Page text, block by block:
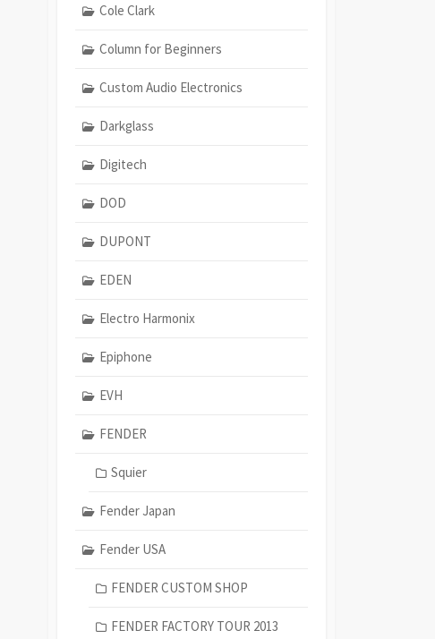
Cole Clark
Column for Beginners
Custom Audio Electronics
Darkglass
Digitech
DOD
DUPONT
EDEN
Electro Harmonix
Epiphone
EVH
FENDER
Squier
Fender Japan
Fender USA
FENDER CUSTOM SHOP
FENDER FACTORY TOUR 2013